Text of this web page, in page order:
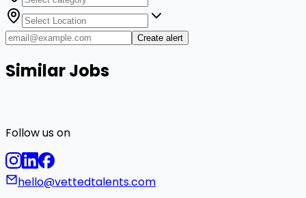
Create alert
Similar Jobs
Follow us on
hello@vettedtalents.com